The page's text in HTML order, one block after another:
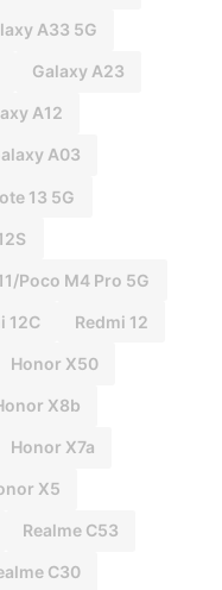
A33 5G
Galaxy A23
A12
A03
13 5G
Poco M4 Pro 5G
12C Redmi 12
Honor X50
X8b
Honor X7a
X5
Realme C53
C30